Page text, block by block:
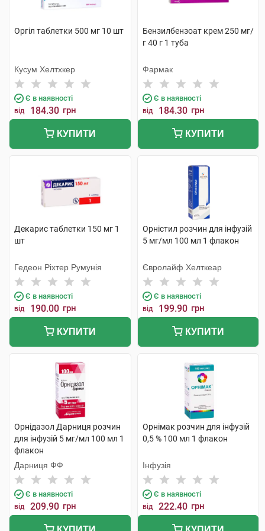
Оргіл таблетки 500 мг 10 шт
Кусум Хелтхкер
Є в наявності
від 184.30 грн
КУПИТИ
Бензилбензоат крем 250 мг/
г 40 г 1 туба
Фармак
Є в наявності
від 184.30 грн
КУПИТИ
Декарис таблетки 150 мг 1
шт
Гедеон Ріхтер Румунія
Є в наявності
від 190.00 грн
КУПИТИ
Орністил розчин для інфузій
5 мг/мл 100 мл 1 флакон
Євролайф Хелткеар
Є в наявності
від 199.90 грн
КУПИТИ
Орнідазол Дарниця розчин
для інфузій 5 мг/мл 100 мл 1
флакон
Дарниця ФФ
Є в наявності
від 209.90 грн
Орнімак розчин для інфузій
0,5 % 100 мл 1 флакон
Інфузія
Є в наявності
від 222.40 грн